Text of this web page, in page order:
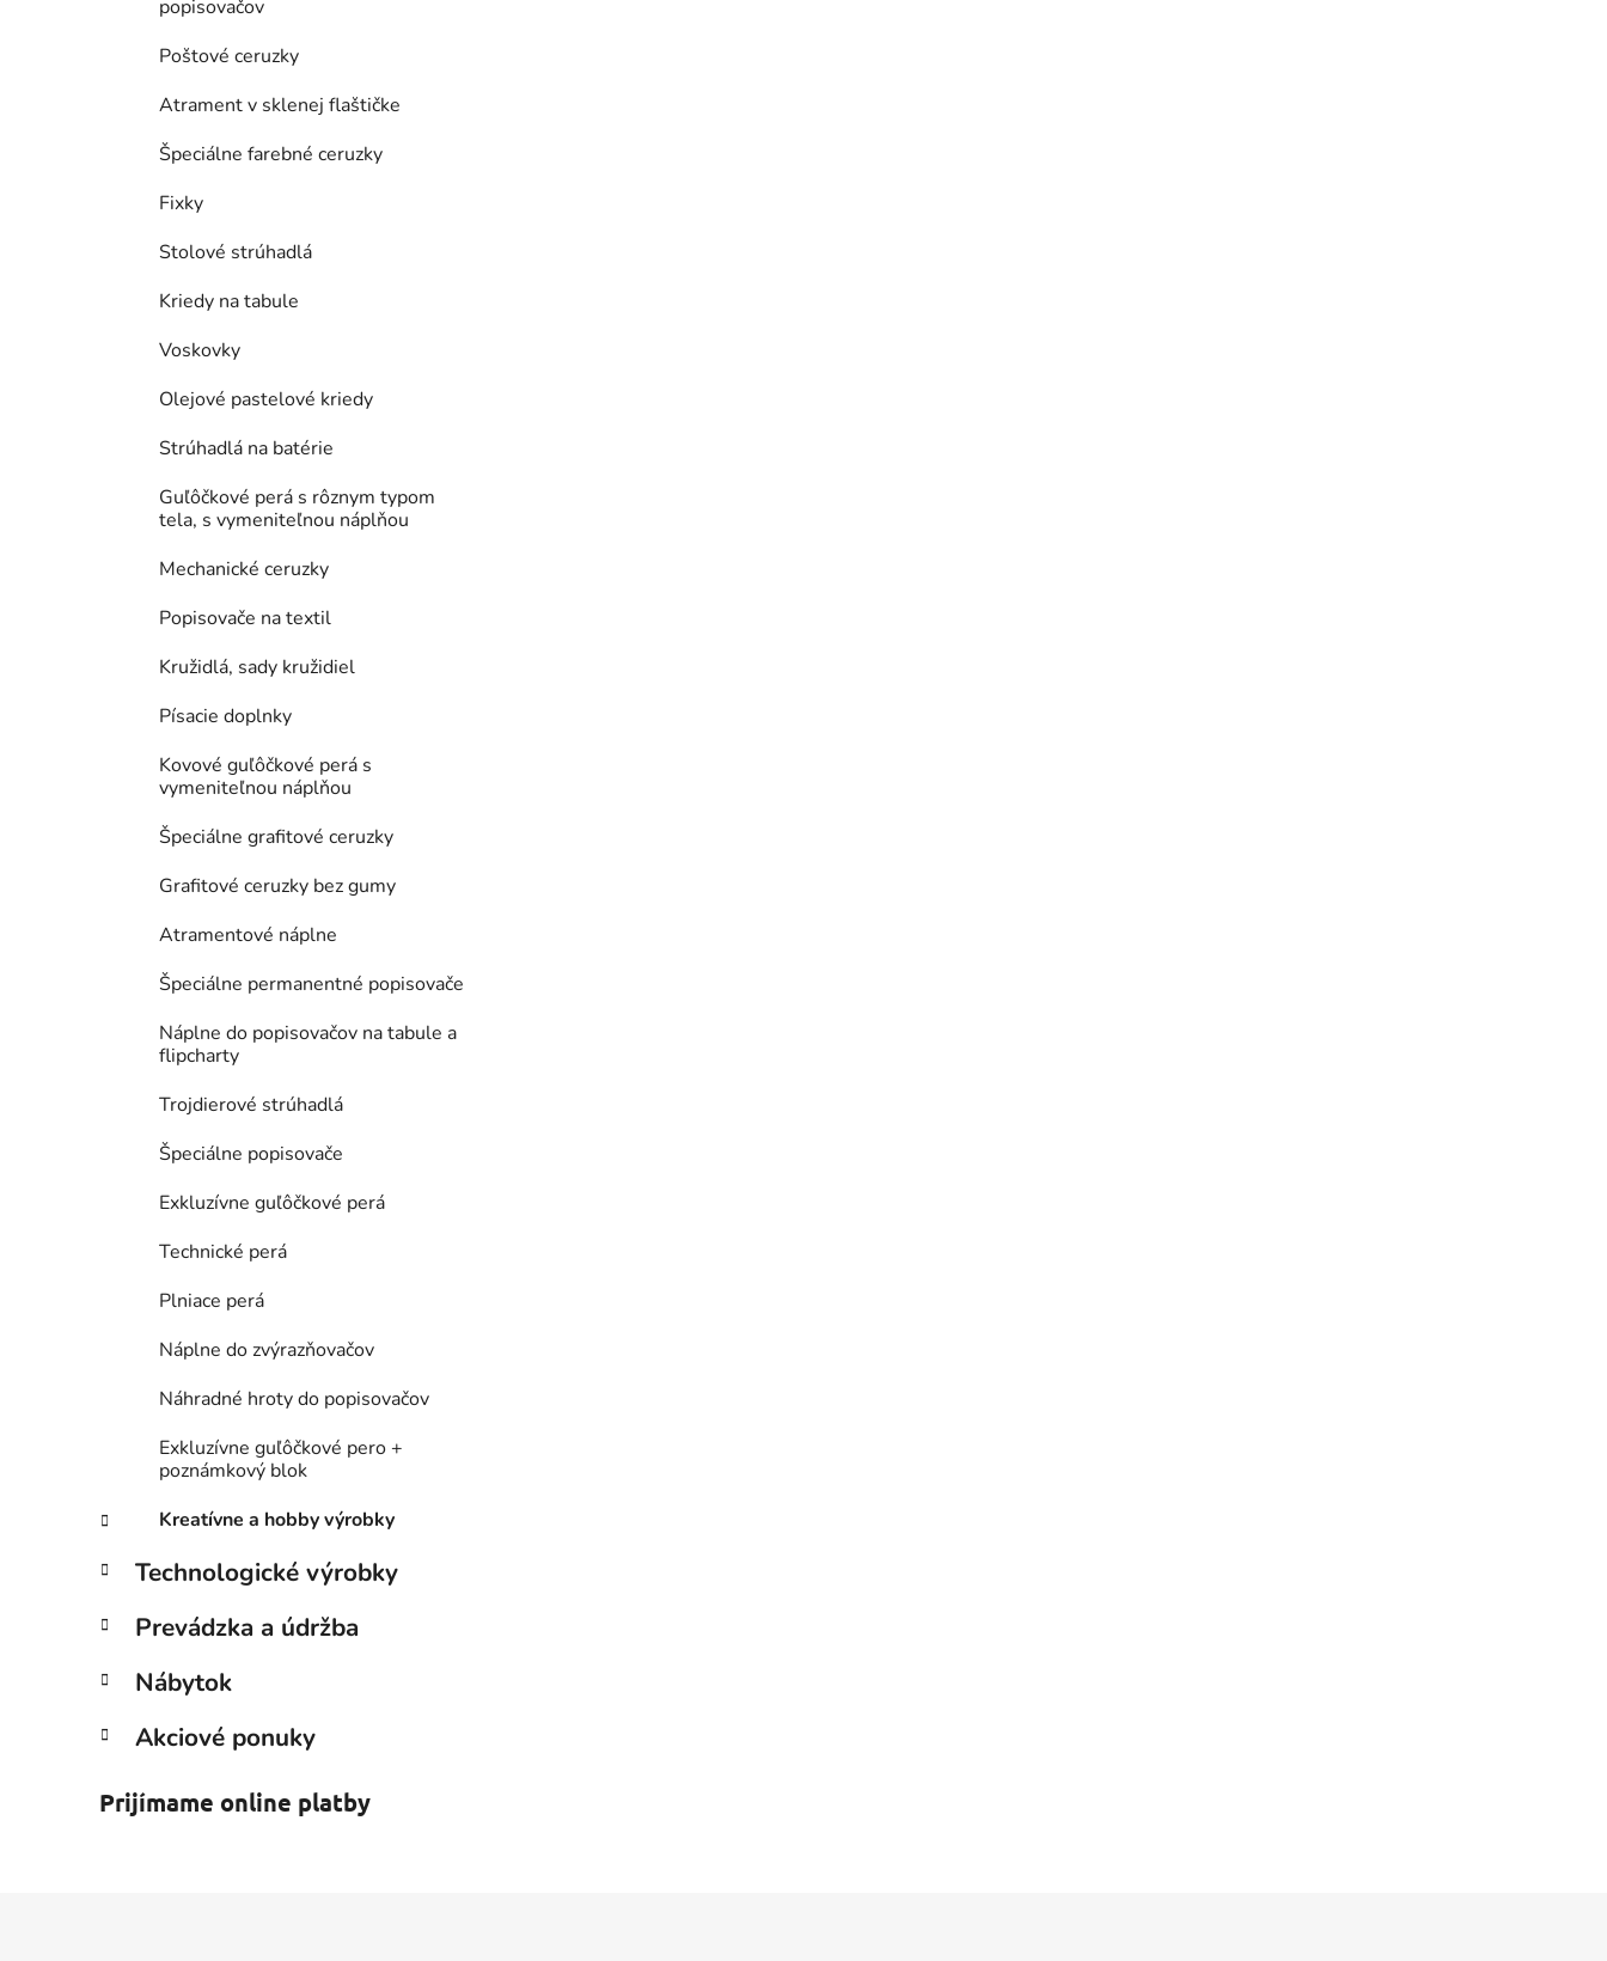
popisovačov
Poštové ceruzky
Atrament v sklenej flaštičke
Špeciálne farebné ceruzky
Fixky
Stolové strúhadlá
Kriedy na tabule
Voskovky
Olejové pastelové kriedy
Strúhadlá na batérie
Guľôčkové perá s rôznym typom
tela, s vymeniteľnou náplňou
Mechanické ceruzky
Popisovače na textil
Kružidlá, sady kružidiel
Písacie doplnky
Kovové guľôčkové perá s
vymeniteľnou náplňou
Špeciálne grafitové ceruzky
Grafitové ceruzky bez gumy
Atramentové náplne
Špeciálne permanentné popisovače
Náplne do popisovačov na tabule a
flipcharty
Trojdierové strúhadlá
Špeciálne popisovače
Exkluzívne guľôčkové perá
Technické perá
Plniace perá
Náplne do zvýrazňovačov
Náhradné hroty do popisovačov
Exkluzívne guľôčkové pero +
poznámkový blok
Kreatívne a hobby výrobky
Technologické výrobky
Prevádzka a údržba
Nábytok
Akciové ponuky
Prijímame online platby